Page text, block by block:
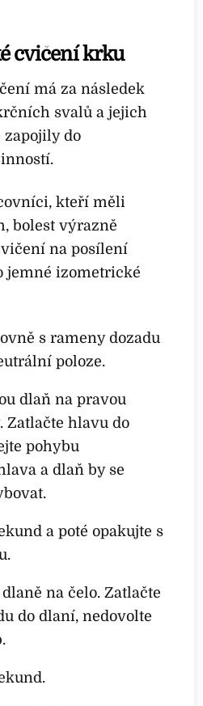
cvičení krku
má za následek
svalů a jejich
zapojily do
kteří měli
bolest výrazně
na posílení
jemné izometrické
s rameny dozadu
poloze.
dlaň na pravou
Zatlačte hlavu do
pohybu
a dlaň by se
a poté opakujte s
na čelo. Zatlačte
do dlaní, nedovolte